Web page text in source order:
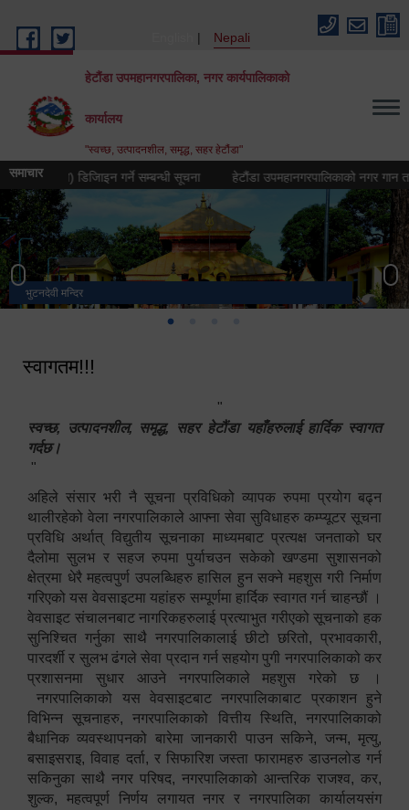
Nepali
हेटौंडा उपमहानगरपालिका, नगर कार्यपालिकाको
कार्यालय
"स्वच्छ, उत्पादनशील, समृद्ध, सहर हेटौंडा"
समाचार
(लोगो) डिजिाइन गर्ने सम्बन्धी सूचना हेटौंडा उपमहानगरपालिकाको नगर गान तयार
भुटनदेवी मन्दिर
स्मारक
हेटौंडा उपमहानगरपालिका नगर कार्यपालिकाको कार्यालय
मनकामना डाँडाबाट देखिएको दृश्य
स्वागतम!!!
"
स्वच्छ, उत्पादनशील, समृद्ध, सहर हेटौंडा यहाँहरुलाई हार्दिक स्वागत
गर्दछ।
"
अहिले संसार भरी नै सूचना प्रविधिको व्यापक रुपमा प्रयोग बढ्न
थालीरहेको वेला नगरपालिकाले आफ्ना सेवा सुविधाहरु कम्प्यूटर सूचना
प्रविधि अर्थात् विद्युतीय सूचनाका माध्यमबाट प्रत्यक्ष जनताको घर
दैलोमा सुलभ र सहज रुपमा पुर्याचउन सकेको खण्डमा सुशासनको
क्षेत्रमा धेरै महत्वपुर्ण उपलब्धिहरु हासिल हुन सक्ने महशुस गरी निर्माण
गरिएको यस वेवसाइटमा यहांहरु सम्पूर्णमा हार्दिक स्वागत गर्न चाहन्छौं ।
वेवसाइट संचालनबाट नागरिकहरुलाई प्रत्याभुत गरीएको सूचनाको हक
सुनिश्चित गर्नुका साथै नगरपालिकालाई छीटो छरितो, प्रभावकारी,
पारदर्शी र सुलभ ढंगले सेवा प्रदान गर्न सहयोग पुगी नगरपालिकाको कर
प्रशासनमा सुधार आउने नगरपालिकाले महशुस गरेको छ ।
नगरपालिकाको यस वेवसाइटबाट नगरपालिकाबाट प्रकाशन हुने
विभिन्न सूचनाहरु, नगरपालिकाको वित्तीय स्थिति, नगरपालिकाको
बैधानिक व्यवस्थापनको बारेमा जानकारी पाउन सकिने, जन्म, मृत्यु,
बसाइसराइ, विवाह दर्ता, र सिफारिश जस्ता फारामहरु डाउनलोड गर्न
सकिनुका साथै नगर परिषद, नगरपालिकाको आन्तरिक राजश्व, कर,
शुल्क, महत्वपूर्ण निर्णय लगायत नगर र नगरपालिका कार्यालयसंग